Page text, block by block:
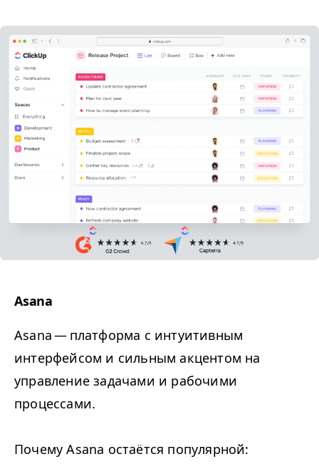
Asana
Asana— платформа с интуитивным
интерфейсом и сильным акцентом на
управление задачами и рабочими
процессами.
Почему Asana остаётся популярной: